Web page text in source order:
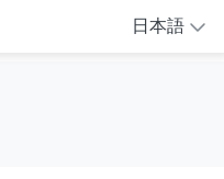
日本語